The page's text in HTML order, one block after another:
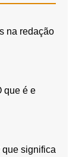
na redação
que é e
que significa